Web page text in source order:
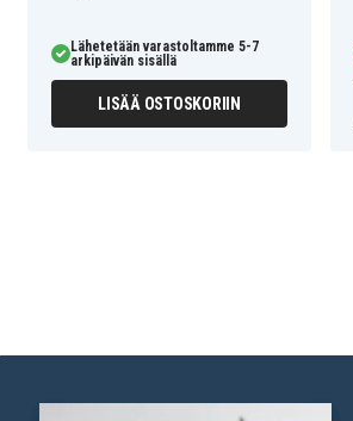
Lähetetään varastoltamme 5-7
arkipäivän sisällä
LISÄÄ OSTOSKORIIN